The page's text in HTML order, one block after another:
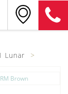
Lunar